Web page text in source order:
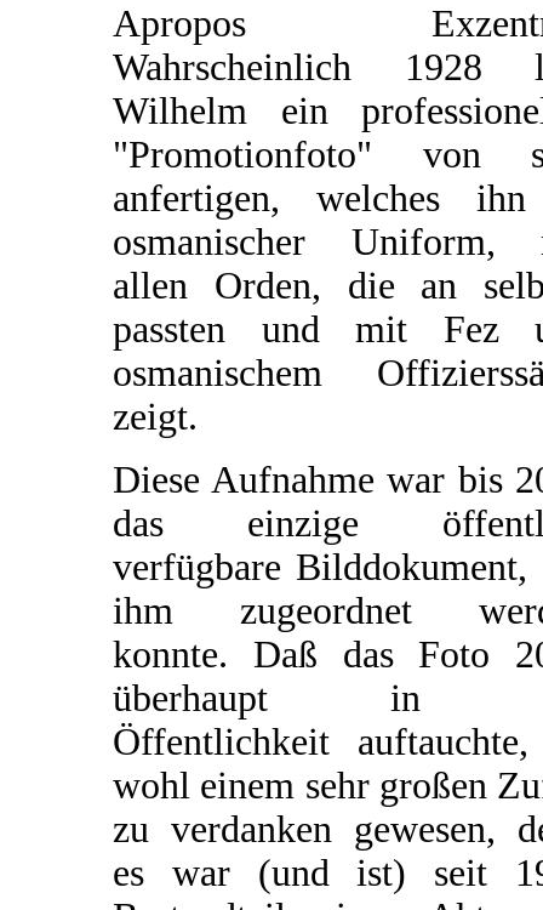
Apropos
Wahrscheinlich 1928
Wilhelm ein
"Promotionfoto" von
anfertigen, welches
osmanischer Uniform,
allen Orden, die an
passten und mit Fez
osmanischem
zeigt.
Diese Aufnahme war bis
das einzige
verfügbare Bilddokument,
ihm zugeordnet
konnte. Daß das Foto
überhaupt in
Öffentlichkeit
wohl einem sehr großen
zu verdanken gewesen,
es war (und ist) seit